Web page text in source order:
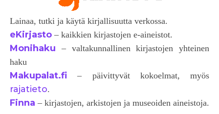
Lainaa, tutki ja käytä kirjallisuutta verkossa.
eKirjasto – kaikkien kirjastojen e-aineistot.
Monihaku – valtakunnallinen kirjastojen yhteinen
haku
Makupalat.fi – päivittyvät kokoelmat, myös
rajatieto.
Finna – kirjastojen, arkistojen ja museoiden aineistoja.